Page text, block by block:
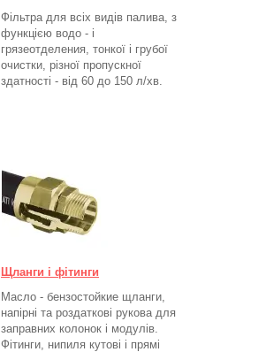
Фільтра для всіх видів палива, з
функцією водо - і
грязеотделения, тонкої і грубої
очистки, різної пропускної
здатності - від 60 до 150 л/хв
Щланги і фітинги
Масло - бензостойкие щланги,
напірні та роздаткові рукова для
заправних колонок і модулів.
Фітинги, нипиля кутові і прямі